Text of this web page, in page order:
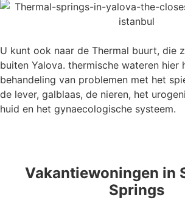
U kunt ook naar de Thermal buurt, die
buiten Yalova. thermische wateren hier
behandeling van problemen met het
de lever, galblaas, de nieren, het
huid en het gynaecologische systeem.
Vakantiewoningen in
Springs